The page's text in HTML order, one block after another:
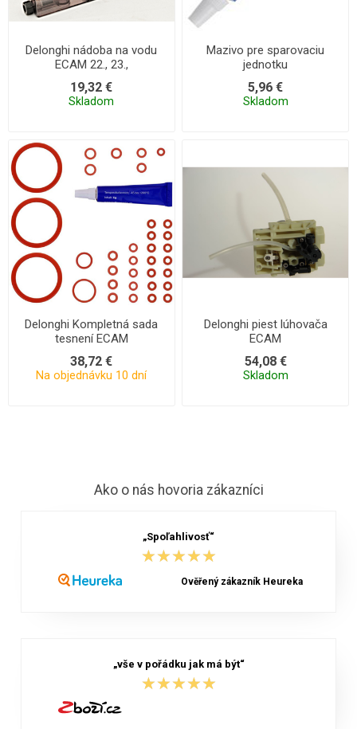
Delonghi nádoba na vodu
ECAM 22., 23.,
19,32 €
Skladom
Mazivo pre sparovaciu
jednotku
5,96 €
Skladom
Delonghi Kompletná sada
tesnení ECAM
38,72 €
Na objednávku 10 dní
Delonghi piest lúhovača
ECAM
54,08 €
Skladom
Ako o nás hovoria zákazníci
„Spoľahlivosť“
★★★★★
★★★★★
Ověřený zákazník Heureka
„vše v pořádku jak má být“
★★★★★
★★★★★